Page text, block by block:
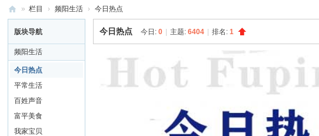
平
网
» 栏目 › 频阳生活 › 今日热点
版块导航
频阳生活
今日热点
平常生活
百姓声音
富平美食
我家宝贝
今日热点 今日:0 主题:6404 排名:1